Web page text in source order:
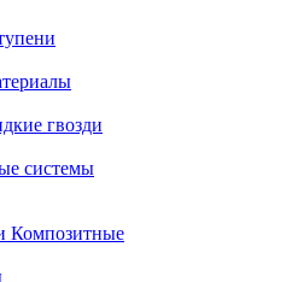
гвозди
системы
Композитные